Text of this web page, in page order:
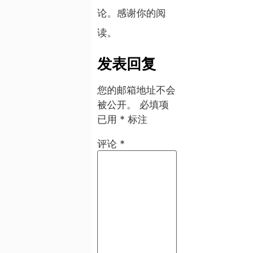
论。感谢你的阅
读。
发表回复
您的邮箱地址不会
被公开。
必填项
已用 * 标注
评论 *